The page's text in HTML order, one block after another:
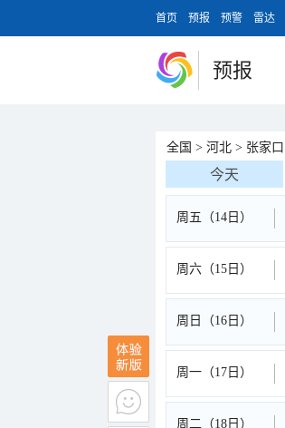
首页 预报 预警 雷达
预报
全国 > 河北 > 张家口
今天
周五（14日）
周六（15日）
周日（16日）
周一（17日）
周二（18日）